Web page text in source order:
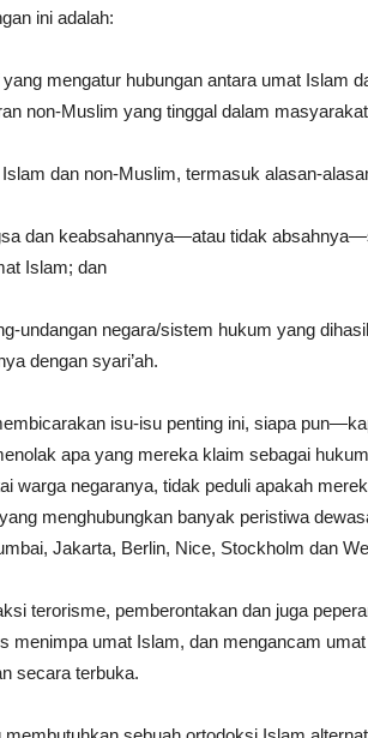
ini adalah:
mengatur hubungan antara umat Islam
non-Muslim yang tinggal dalam
dan non-Muslim, termasuk alasan-
dan keabsahannya—atau tidak
Islam; dan
undangan negara/sistem hukum yang
dengan syari’ah.
isu-isu penting ini, siapa
apa yang mereka klaim sebagai
warga negaranya, tidak peduli apakah
menghubungkan banyak peristiwa
Jakarta, Berlin, Nice, Stockholm dan
terorisme, pemberontakan dan juga
menimpa umat Islam, dan mengancam
secara terbuka.